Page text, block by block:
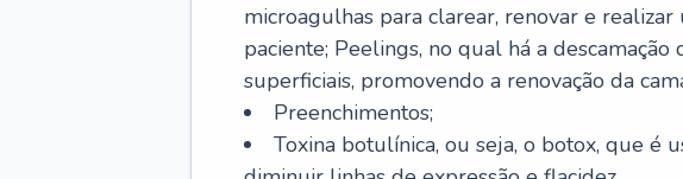
microagulhas para clarear, renovar e
paciente; Peelings, no qual há a
superficiais, promovendo a renovação da
Preenchimentos;
Toxina botulínica, ou seja, o botox, que é